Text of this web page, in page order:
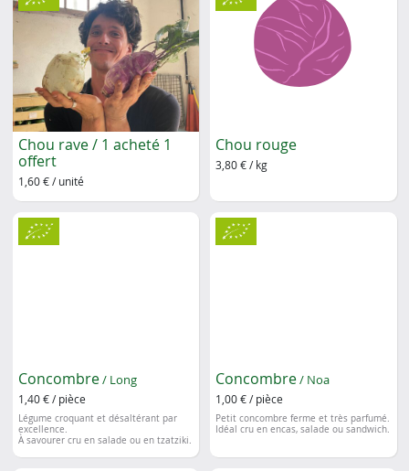
Chou rave / 1 acheté 1
offert
1,60 € / unité
Chou rouge
3,80 € / kg
Concombre/ Long
1,40 € / pièce
Légume croquant et désaltérant par
excellence.
À savourer cru en salade ou en tzatziki.
Concombre/ Noa
1,00 € / pièce
Petit concombre ferme et très parfumé.
Idéal cru en encas, salade ou sandwich.